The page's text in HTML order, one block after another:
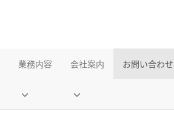
業務内容 会社案内 お問い合わせ